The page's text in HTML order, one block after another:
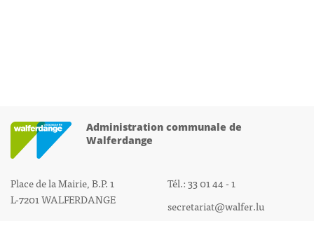
Administration communale de
Walferdange
Place de la Mairie, B.P. 1
L-7201 WALFERDANGE
Tél.: 33 01 44 - 1
secretariat@walfer.lu